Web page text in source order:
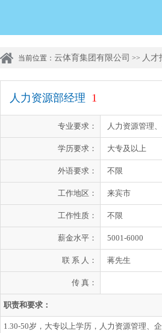
当前位置： 云体育集团有限公司 >> 人才
人力资源部经理 1
专业要求： 人力资源管理
学历要求： 大专及以上
外语要求： 不限
工作地区： 来宾市
工作性质： 不限
薪金水平： 5001-6000
联 系 人： 蒋先生
传 真：
职责和要求：
1.30-50岁，大专以上学历，人力资源管理、